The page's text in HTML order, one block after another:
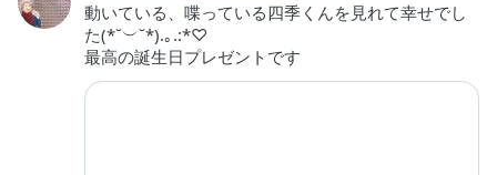
動いている、喋っている四季くんを見れて幸せでし
た(*˘︶˘*).｡.:*♡
最高の誕生日プレゼントです